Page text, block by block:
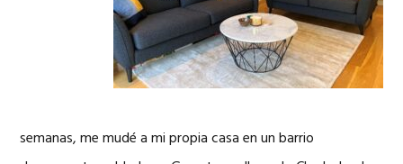
semanas, me mudé a mi propia casa en un barrio